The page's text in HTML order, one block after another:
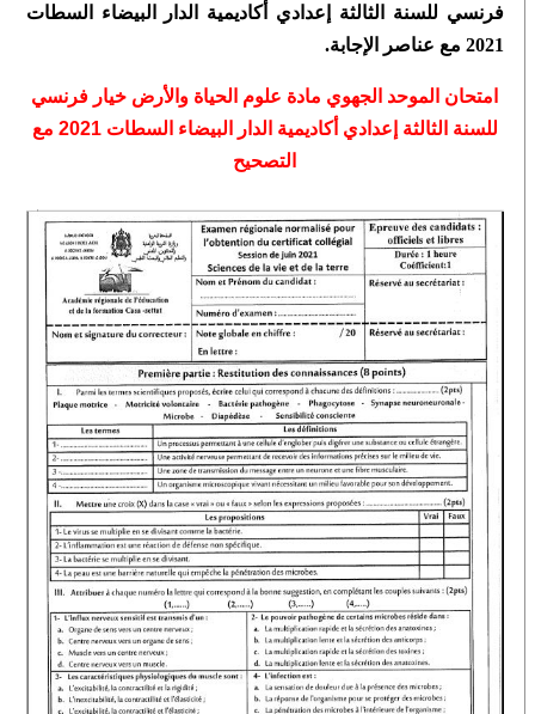
فرنسي للسنة الثالثة إعدادي أكاديمية الدار البيضاء السطات
2021 مع عناصر الإجابة.
امتحان الموحد الجهوي مادة علوم الحياة والأرض خيار فرنسي
للسنة الثالثة إعدادي أكاديمية الدار البيضاء السطات 2021 مع
التصحيح